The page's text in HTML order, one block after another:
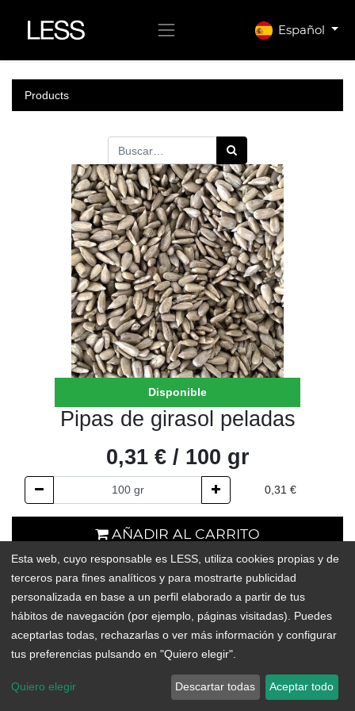
Español
Products
Disponible
Pipas de girasol peladas
0,31€ / 100 gr
0,31 €
AÑADIR AL CARRITO
En existencias
Add to Wishlist
Semilla de girasol pelada. Un sano y excelente snack que
también puede utilizarse para aderezar ensaladas o cremas.
Esta web, cuyo responsable es LESS, utiliza cookies propias y de
terceros para fines analíticos y para mostrarte publicidad
personalizada en base a un perfil elaborado a partir de tus
hábitos de navegación (por ejemplo, páginas visitadas). Puedes
aceptarlas todas, rechazarlas o ver más información y configurar
tus preferencias pulsando en "Quiero elegir".
Quiero elegir Descartar todas Aceptar todo